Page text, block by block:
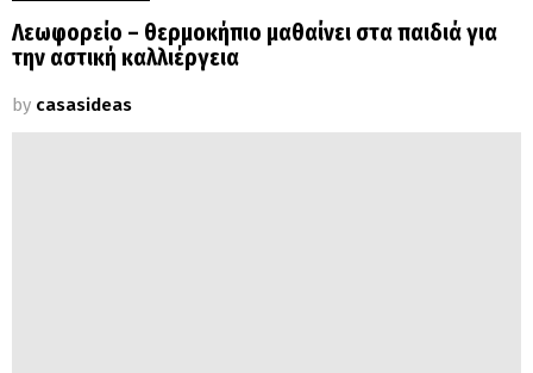
Λεωφορείο – θερμοκήπιο μαθαίνει στα παιδιά για
την αστική καλλιέργεια
by casasideas